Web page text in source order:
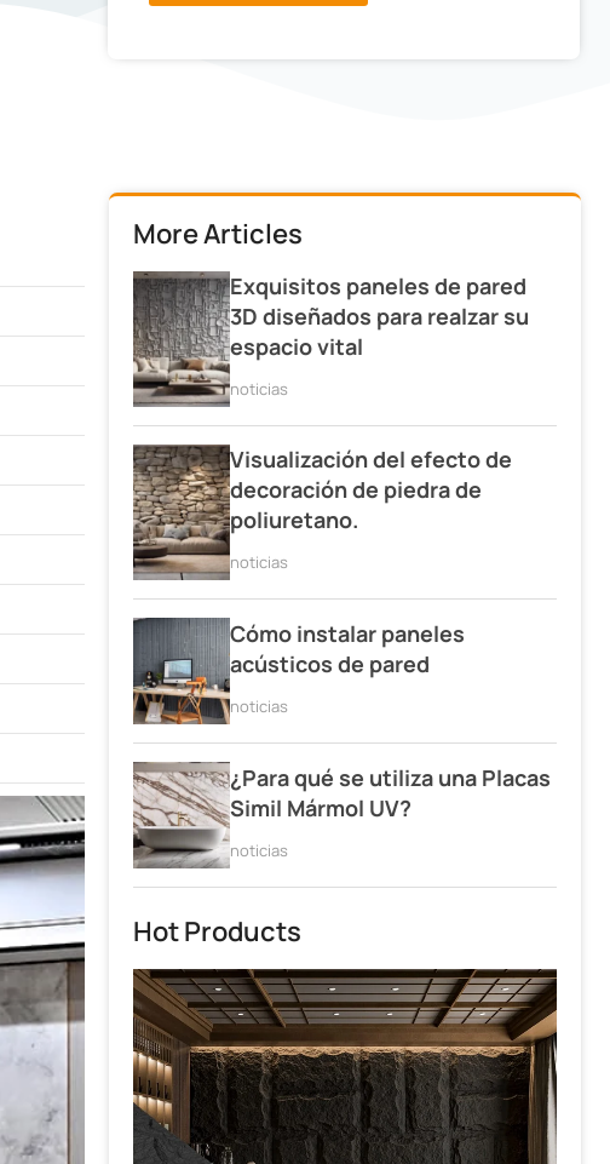
More Articles
Exquisitos paneles de pared
3D diseñados para realzar su
espacio vital
noticias
Visualización del efecto de
decoración de piedra de
poliuretano.
noticias
Cómo instalar paneles
acústicos de pared
noticias
¿Para qué se utiliza una Placas
Simil Mármol UV?
noticias
Hot Products